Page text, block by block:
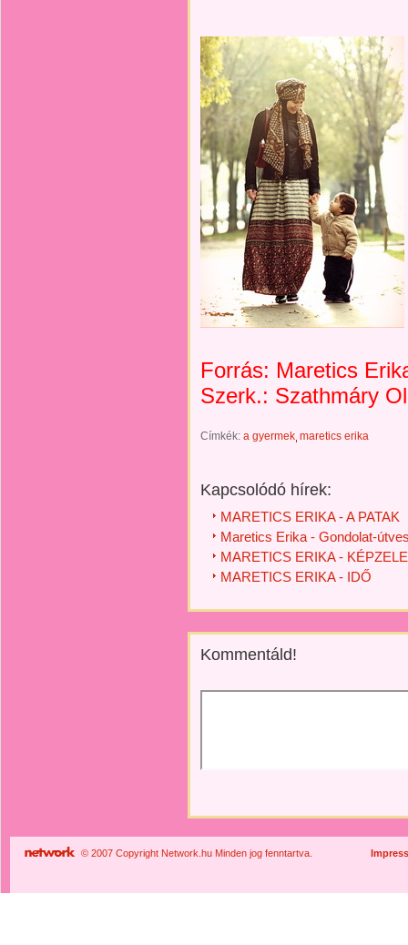
Forrás: Maretics
Szerk.: Szathmáry
Címkék: a gyermek maretics erika
Kapcsolódó hírek:
MARETICS ERIKA - A PATAK
Maretics Erika - Gondolat-
MARETICS ERIKA -
MARETICS ERIKA - IDŐ
Kommentáld!
© 2007 Copyright Network.hu Minden jog fenntartva.